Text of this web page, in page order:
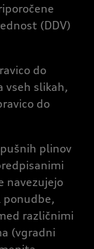
(DDV)
do
vseh slikah,
do
plinov
navezujejo
ponudbe,
različnimi
(vgradni